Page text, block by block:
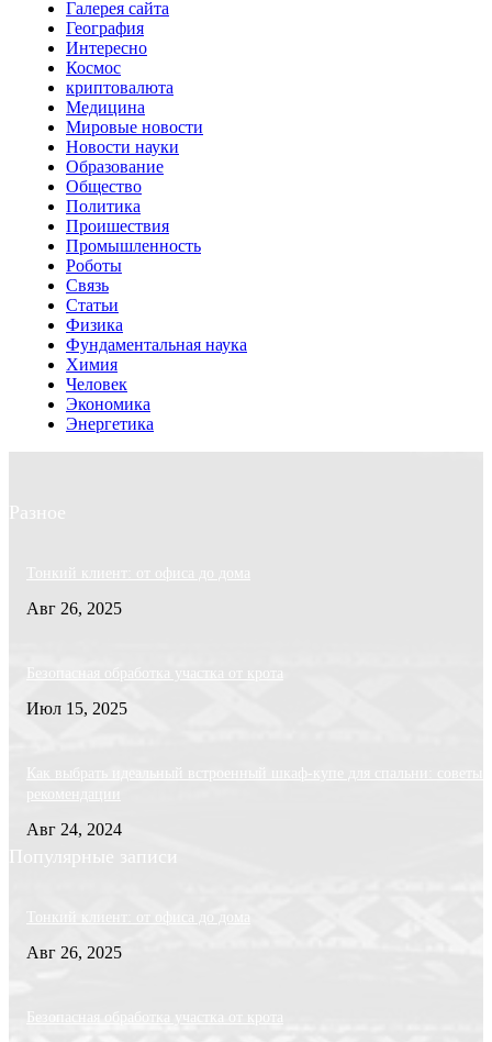
Галерея сайта
География
Интересно
Космос
криптовалюта
Медицина
Мировые новости
Новости науки
Образование
Общество
Политика
Проишествия
Промышленность
Роботы
Связь
Статьи
Физика
Фундаментальная наука
Химия
Человек
Экономика
Энергетика
Разное
Тонкий клиент: от офиса до дома
Авг 26, 2025
Безопасная обработка участка от крота
Июл 15, 2025
Как выбрать идеальный встроенный шкаф-купе для спальни: советы
рекомендации
Авг 24, 2024
Популярные записи
Тонкий клиент: от офиса до дома
Авг 26, 2025
Безопасная обработка участка от крота